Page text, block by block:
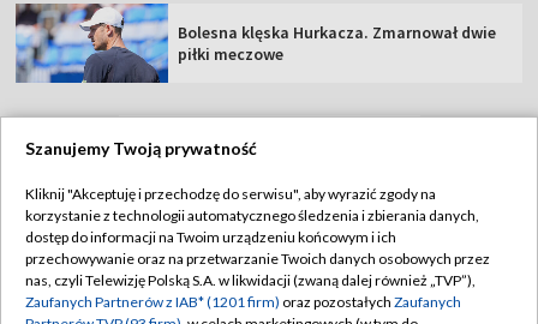
Bolesna klęska Hurkacza. Zmarnował dwie
piłki meczowe
Abonament TVP
Sklep TVP
Biuro Reklamy
Regulamin TVP
Polityka prywatności
Moje zgody
Szanujemy Twoją prywatność
Kliknij "Akceptuję i przechodzę do serwisu", aby wyrazić zgody na
korzystanie z technologii automatycznego śledzenia i zbierania danych,
dostęp do informacji na Twoim urządzeniu końcowym i ich
przechowywanie oraz na przetwarzanie Twoich danych osobowych przez
nas, czyli Telewizję Polską S.A. w likwidacji (zwaną dalej również „TVP”),
Zaufanych Partnerów z IAB* (1201 firm) oraz pozostałych Zaufanych